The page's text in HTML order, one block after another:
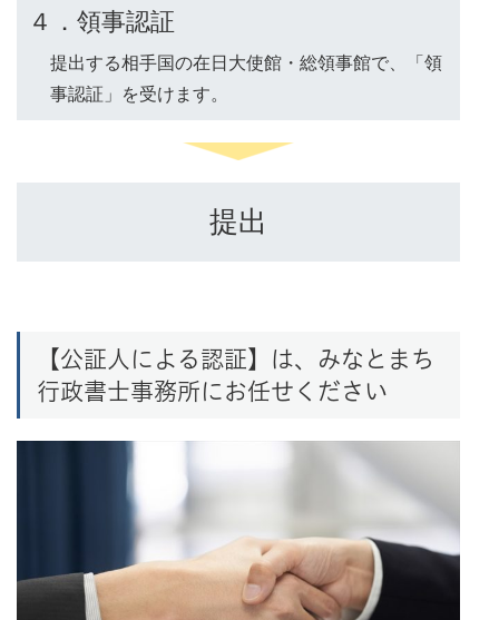
４．領事認証
提出する相手国の在日大使館・総領事館で、「領
事認証」を受けます。
提出
【公証人による認証】は、みなとまち
行政書士事務所にお任せください